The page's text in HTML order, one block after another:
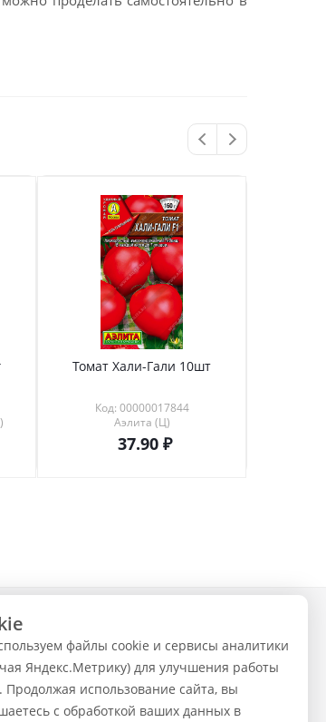
Томат Хали-Гали 10шт
Код: 00000017844
Аэлита (Ц)
37.90
ЗАКАЗАТЬ ЗВОНОК
файлы cookie и сервисы аналитики
Яндекс.Метрику) для улучшения работы
Продолжая использование сайта, вы
с обработкой ваших данных в